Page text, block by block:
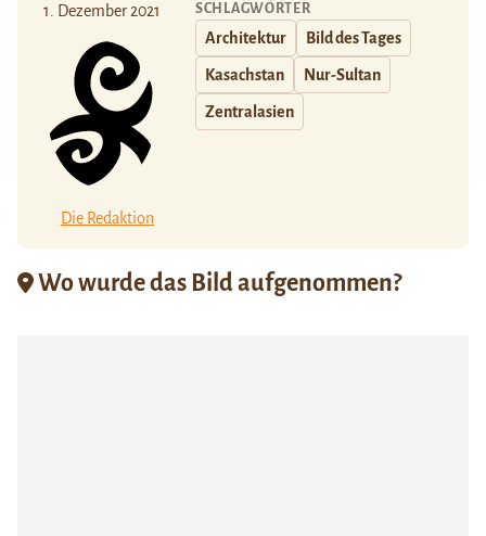
1. Dezember 2021
Die Redaktion
SCHLAGWÖRTER
Architektur Bild des Tages
Kasachstan Nur-Sultan
Zentralasien
Wo wurde das Bild aufgenommen?